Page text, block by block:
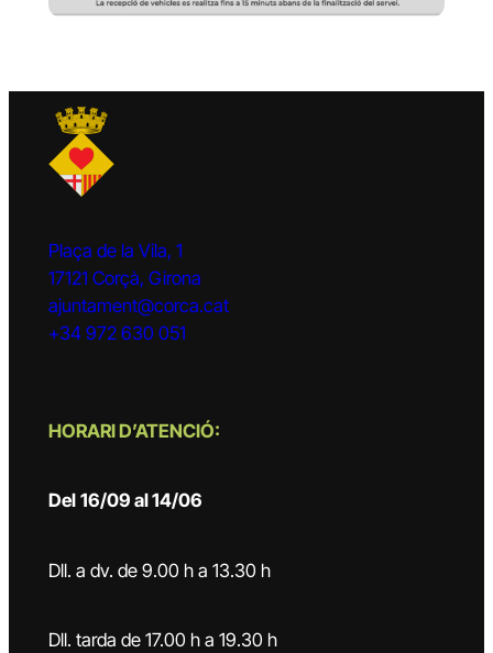
Plaça de la Vila, 1
17121 Corçà, Girona
ajuntament@corca.cat
+34 972 630 051
HORARI D’ATENCIÓ:
Del 16/09 al 14/06
Dll. a dv. de 9.00 h a 13.30 h
Dll. tarda de 17.00 h a 19.30 h